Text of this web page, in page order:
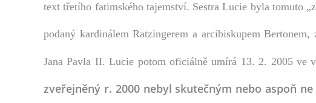
text třetího fatimského tajemství. Sestra Lucie byla tomuto
podaný kardinálem Ratzingerem a arcibiskupem
Jana Pavla II. Lucie potom oficiálně umírá 13. 2. 2005 ve
zveřejněný r. 2000 nebyl skutečným nebo aspoň